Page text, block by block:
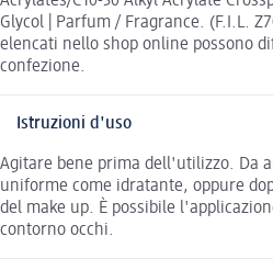
Glycol | Parfum / Fragrance. (F.I.L.
elencati nello shop online possono
confezione.
Istruzioni d'uso
Agitare bene prima dell'utilizzo. Da
uniforme come idratante, oppure
del make up. È possibile
contorno occhi.